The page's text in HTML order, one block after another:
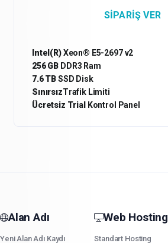
SIPARIŞ VER
Intel(R)Xeon® E5-2697 v2
256 GB DDR3 Ram
7.6 TBSSD Disk
SınırsızTrafik Limiti
Ücretsiz Trial
Kontrol Panel
Alan Adı
Yeni Alan Adı Kaydı
Web Hosting
Standart Hosting